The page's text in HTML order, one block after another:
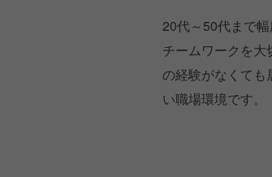
20代～50代まで
チームワークを
の経験がなくても
い職場環境です。